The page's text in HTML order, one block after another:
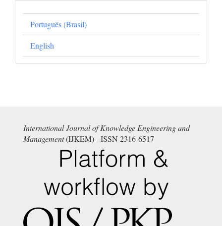
Português (Brasil)
English
International Journal of Knowledge Engineering and
Management(IJKEM) - ISSN 2316-6517